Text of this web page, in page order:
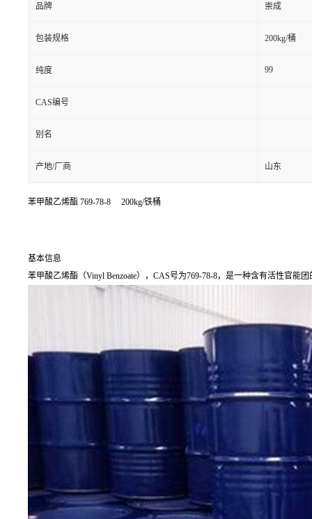
品牌 崇成
包装规格 200kg/桶
纯度 99
CAS编号
别名
产地/厂商 山东
苯甲酸乙烯酯 769-78-8 200kg/铁桶
基本信息
苯甲酸乙烯酯（Vinyl Benzoate），CAS号为769-78-8，是一种含有活性官